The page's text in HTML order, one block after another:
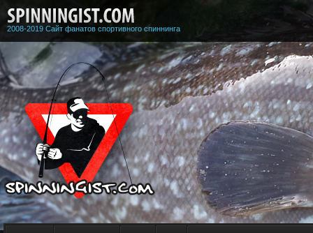
2008-2019 Сайт фанатов спортивного спиннинга